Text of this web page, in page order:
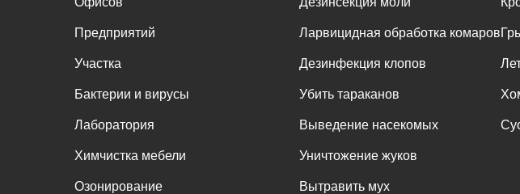
Предприятий
Участка
Бактерии и вирусы
Лаборатория
Химчистка мебели
Озонирование
Ларвицидная обработка комаров
Дезинфекция клопов
Убить тараканов
Выведение насекомых
Уничтожение жуков
Вытравить мух